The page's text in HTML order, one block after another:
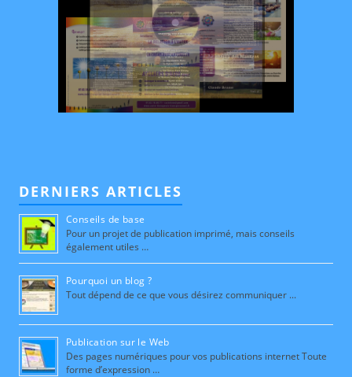
DERNIERS ARTICLES
Conseils de base
Pour un projet de publication imprimé, mais conseils
également utiles …
Pourquoi un blog ?
Tout dépend de ce que vous désirez communiquer ...
Publication sur le Web
Des pages numériques pour vos publications internet Toute
forme d’expression …